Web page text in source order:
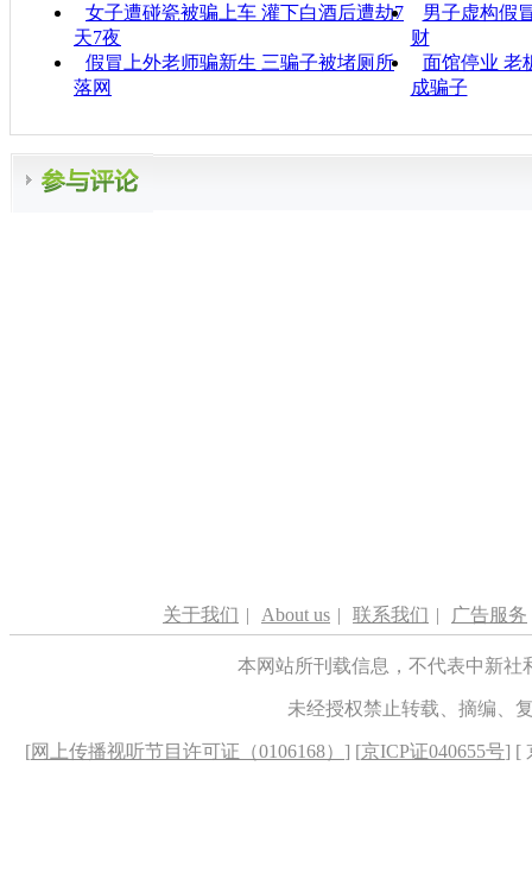
女子遭碰瓷被骗上车 灌下白酒后遭劫7
天7夜
男子虚构假
财
假冒上外老师骗新生 三骗子被堵厕所
落网
面馆停业 老
成骗子
关于我们 | About us | 联系我们 | 广告服务
本网站所刊载信息，不代表中新
未经授权禁止转载、摘编、
[网上传播视听节目许可证（0106168） ] [京ICP证040655号] [